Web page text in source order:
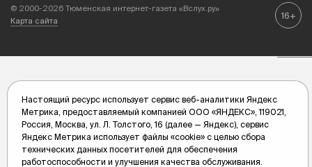
© 2000-2026 Тюменская интернет-газета «Вслух.ру»
Карта сайта
16+
Настоящий ресурс использует сервис веб-аналитики Яндекс
Метрика, предоставляемый компанией ООО «ЯНДЕКС», 119021,
Россия, Москва, ул. Л. Толстого, 16 (далее — Яндекс), сервис
Яндекс Метрика использует файлы «cookie» с целью сбора
технических данных посетителей для обеспечения
работоспособности и улучшения качества обслуживания.